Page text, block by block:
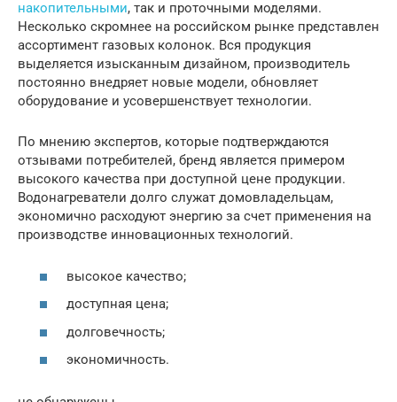
накопительными, так и проточными моделями.
Несколько скромнее на российском рынке представлен
ассортимент газовых колонок. Вся продукция
выделяется изысканным дизайном, производитель
постоянно внедряет новые модели, обновляет
оборудование и усовершенствует технологии.
По мнению экспертов, которые подтверждаются
отзывами потребителей, бренд является примером
высокого качества при доступной цене продукции.
Водонагреватели долго служат домовладельцам,
экономично расходуют энергию за счет применения на
производстве инновационных технологий.
высокое качество;
доступная цена;
долговечность;
экономичность.